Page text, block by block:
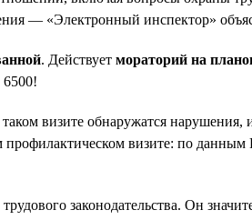
— «Электронный инспектор»
. Действует мораторий на
6500!
визите обнаружатся нарушения,
визите: по данным
законодательства. Он